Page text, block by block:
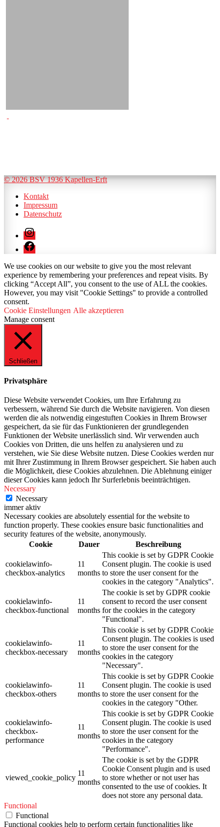
© 2026 BSV 1936 Kapellen-Erft
Kontakt
Impressum
Datenschutz
Instagram
Facebook
We use cookies on our website to give you the most relevant
experience by remembering your preferences and repeat visits. By
clicking “Accept All”, you consent to the use of ALL the cookies.
However, you may visit "Cookie Settings" to provide a controlled
consent.
Cookie Einstellungen Alle akzeptieren
Manage consent
Schließen
Privatsphäre
Diese Website verwendet Cookies, um Ihre Erfahrung zu
verbessern, während Sie durch die Website navigieren. Von diesen
werden die als notwendig eingestuften Cookies in Ihrem Browser
gespeichert, da sie für das Funktionieren der grundlegenden
Funktionen der Website unerlässlich sind. Wir verwenden auch
Cookies von Dritten, die uns helfen zu analysieren und zu
verstehen, wie Sie diese Website nutzen. Diese Cookies werden nur
mit Ihrer Zustimmung in Ihrem Browser gespeichert. Sie haben auch
die Möglichkeit, diese Cookies abzulehnen. Die Ablehnung einiger
dieser Cookies kann jedoch Ihr Surferlebnis beeinträchtigen.
Necessary
Necessary
immer aktiv
Necessary cookies are absolutely essential for the website to
function properly. These cookies ensure basic functionalities and
security features of the website, anonymously.
Cookie
Dauer Beschreibung
cookielawinfo-
checkbox-analytics
11
months
This cookie is set by GDPR Cookie
Consent plugin. The cookie is used
to store the user consent for the
cookies in the category "Analytics".
cookielawinfo-
checkbox-functional
11
months
The cookie is set by GDPR cookie
consent to record the user consent
for the cookies in the category
"Functional".
cookielawinfo-
checkbox-necessary
11
months
This cookie is set by GDPR Cookie
Consent plugin. The cookies is used
to store the user consent for the
cookies in the category
"Necessary".
cookielawinfo-
checkbox-others
11
months
This cookie is set by GDPR Cookie
Consent plugin. The cookie is used
to store the user consent for the
cookies in the category "Other.
cookielawinfo-
checkbox-
performance
11
months
This cookie is set by GDPR Cookie
Consent plugin. The cookie is used
to store the user consent for the
cookies in the category
"Performance".
viewed_cookie_policy
11
months
The cookie is set by the GDPR
Cookie Consent plugin and is used
to store whether or not user has
consented to the use of cookies. It
does not store any personal data.
Functional
Functional
Functional cookies help to perform certain functionalities like